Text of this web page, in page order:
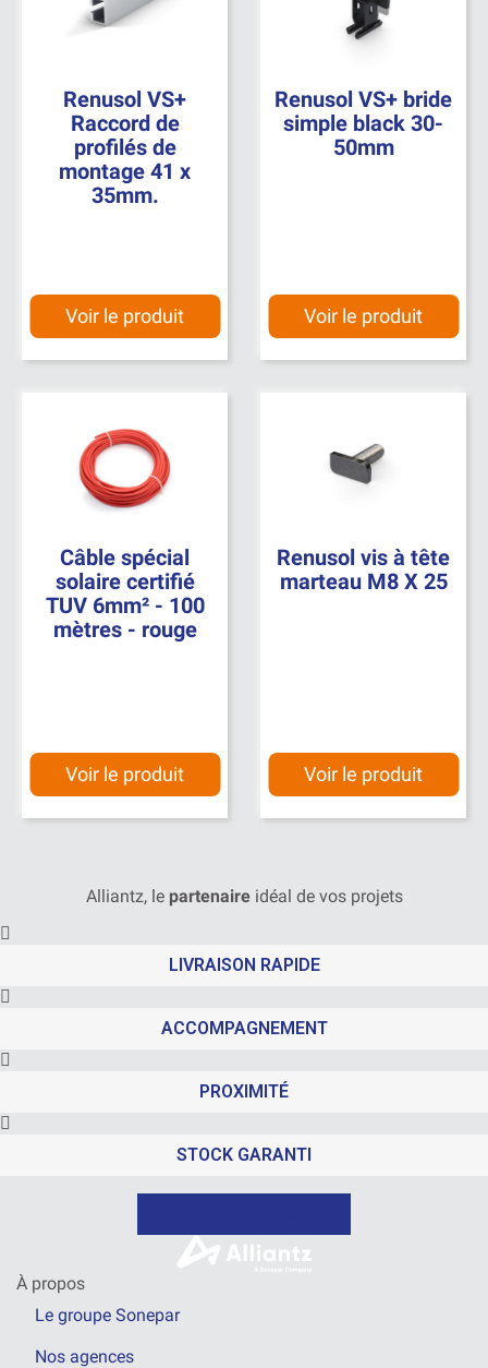
Renusol VS+
Raccord de
profilés de
montage 41 x
35mm.
Voir le produit
Renusol VS+ bride
simple black 30-
50mm
Voir le produit
Câble spécial
solaire certifié
TUV 6mm² - 100
mètres - rouge
Voir le produit
Renusol vis à tête
marteau M8 X 25
Voir le produit
Alliantz, le partenaireidéal de vos projets
LIVRAISON RAPIDE
ACCOMPAGNEMENT
PROXIMITÉ
STOCK GARANTI
À propos
Le groupe Sonepar
Nos agences